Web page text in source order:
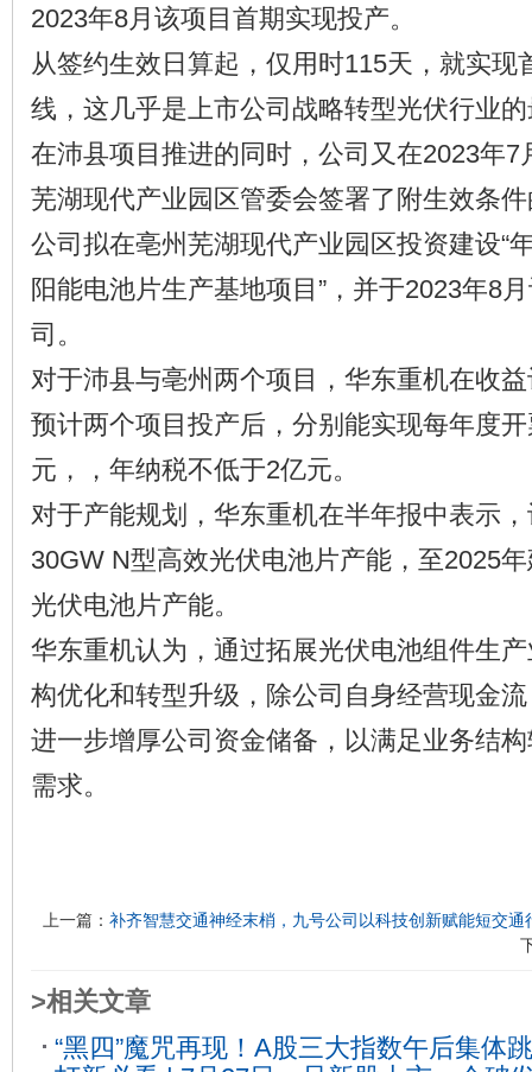
2023年8月该项目首期实现投产。
从签约生效日算起，仅用时115天，就实现
线，这几乎是上市公司战略转型光伏行业
在沛县项目推进的同时，公司又在2023年7
芜湖现代产业园区管委会签署了附生效条
公司拟在亳州芜湖现代产业园区投资建设“
阳能电池片生产基地项目”，并于2023年8
司。
对于沛县与亳州两个项目，华东重机在收
预计两个项目投产后，分别能实现每年度
元，，年纳税不低于2亿元。
对于产能规划，华东重机在半年报中表示
30GW N型高效光伏电池片产能，至2025
光伏电池片产能。
华东重机认为，通过拓展光伏电池组件生
构优化和转型升级，除公司自身经营现金
进一步增厚公司资金储备，以满足业务结
需求。
上一篇： 补齐智慧交通神经末梢，九号公司以科技创新赋能短交通
>相关文章
“黑四”魔咒再现！A股三大指数午后集体